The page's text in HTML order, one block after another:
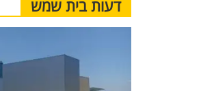
דעות בית שמש